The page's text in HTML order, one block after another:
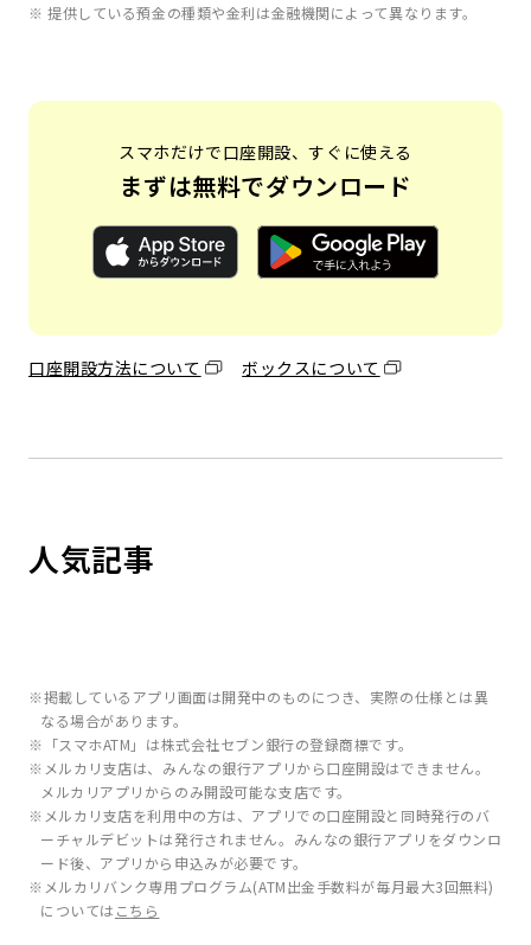
※ 提供している預金の種類や金利は金融機関によって異なります。
スマホだけで口座開設、すぐに使える
まずは無料でダウンロード
口座開設方法について ボックスについて
人気記事
※掲載しているアプリ画面は開発中のものにつき、実際の仕様とは異
なる場合があります。
※「スマホATM」は株式会社セブン銀行の登録商標です。
※メルカリ支店は、みんなの銀行アプリから口座開設はできません。
メルカリアプリからのみ開設可能な支店です。
※メルカリ支店を利用中の方は、アプリでの口座開設と同時発行のバ
ーチャルデビットは発行されません。みんなの銀行アプリをダウンロ
ード後、アプリから申込みが必要です。
※メルカリバンク専用プログラム(ATM出金手数料が毎月最大3回無料)
については こちら